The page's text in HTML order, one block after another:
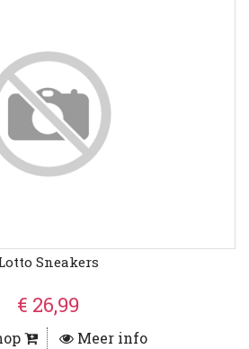
Sneakers
€ 26,99
Meer info